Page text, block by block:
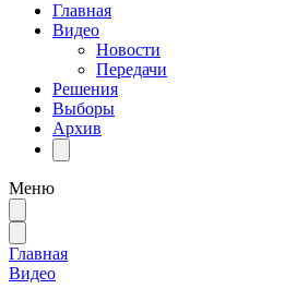
Главная
Видео
Новости
Передачи
Решения
Выборы
Архив
Меню
Главная
Видео